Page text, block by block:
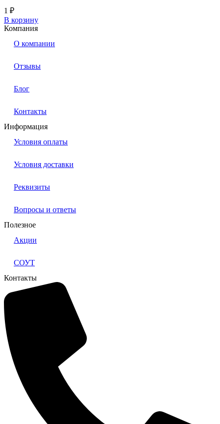
1 ₽
В корзину
Компания
О компании
Отзывы
Блог
Контакты
Информация
Условия оплаты
Условия доставки
Реквизиты
Вопросы и ответы
Полезное
Акции
СОУТ
Контакты